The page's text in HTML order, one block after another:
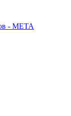
- META